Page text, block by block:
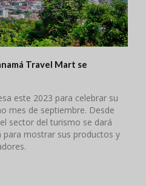
Travel Mart se
este 2023 para celebrar su
mes de septiembre. Desde
sector del turismo se dará
para mostrar sus productos y